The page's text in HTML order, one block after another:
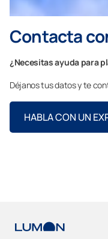
Contacta
¿Necesitas ayuda para
Déjanos tus datos y te
HABLA CON UN